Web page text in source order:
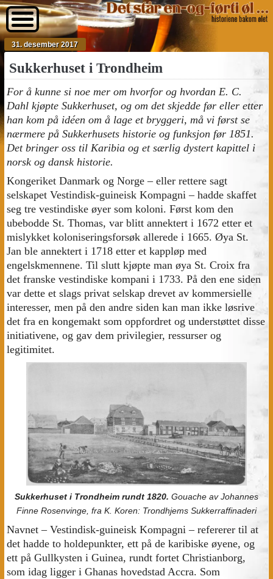
31. desember 2017
Sukkerhuset i Trondheim
For å kunne si noe mer om hvorfor og hvordan E. C.
Dahl kjøpte Sukkerhuset, og om det skjedde før eller etter
han kom på idéen om å lage et bryggeri, må vi først se
nærmere på Sukkerhusets historie og funksjon før 1851.
Det bringer oss til Karibia og et særlig dystert kapittel i
norsk og dansk historie.
Kongeriket Danmark og Norge – eller rettere sagt
selskapet Vestindisk-guineisk Kompagni – hadde skaffet
seg tre vestindiske øyer som koloni. Først kom den
ubebodde St. Thomas, var blitt annektert i 1672 etter et
mislykket koloniseringsforsøk allerede i 1665. Øya St.
Jan ble annektert i 1718 etter et kappløp med
engelskmennene. Til slutt kjøpte man øya St. Croix fra
det franske vestindiske kompani i 1733. På den ene siden
var dette et slags privat selskap drevet av kommersielle
interesser, men på den andre siden kan man ikke løsrive
det fra en kongemakt som oppfordret og understøttet disse
initiativene, og gav dem privilegier, ressurser og
legitimitet.
Sukkerhuset i Trondheim rundt 1820. Gouache av Johannes
Finne Rosenvinge, fra K. Koren: Trondhjems Sukkerraffinaderi
Navnet – Vestindisk-guineisk Kompagni – refererer til at
det hadde to holdepunkter, ett på de karibiske øyene, og
ett på Gullkysten i Guinea, rundt fortet Christianborg,
som idag ligger i Ghanas hovedstad Accra. Som